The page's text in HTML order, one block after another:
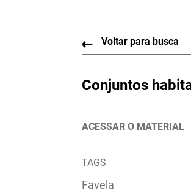
Voltar para busca
Conjuntos
ACESSAR O MATERIAL
TAGS
Favela